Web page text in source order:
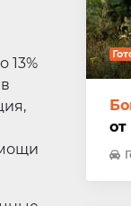
13%
от